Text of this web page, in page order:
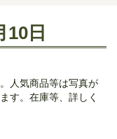
10日
人気商品等は写真が
す。在庫等、詳しく